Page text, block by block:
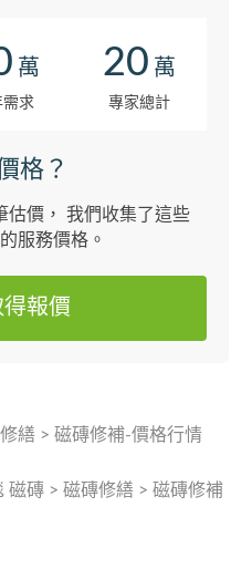
萬
需求
20 萬
專家總計
格？
估價， 我們收集了這些
服務價格。
報價
繕 > 磁磚修補-價格行情
磁磚 > 磁磚修繕 > 磁磚修補